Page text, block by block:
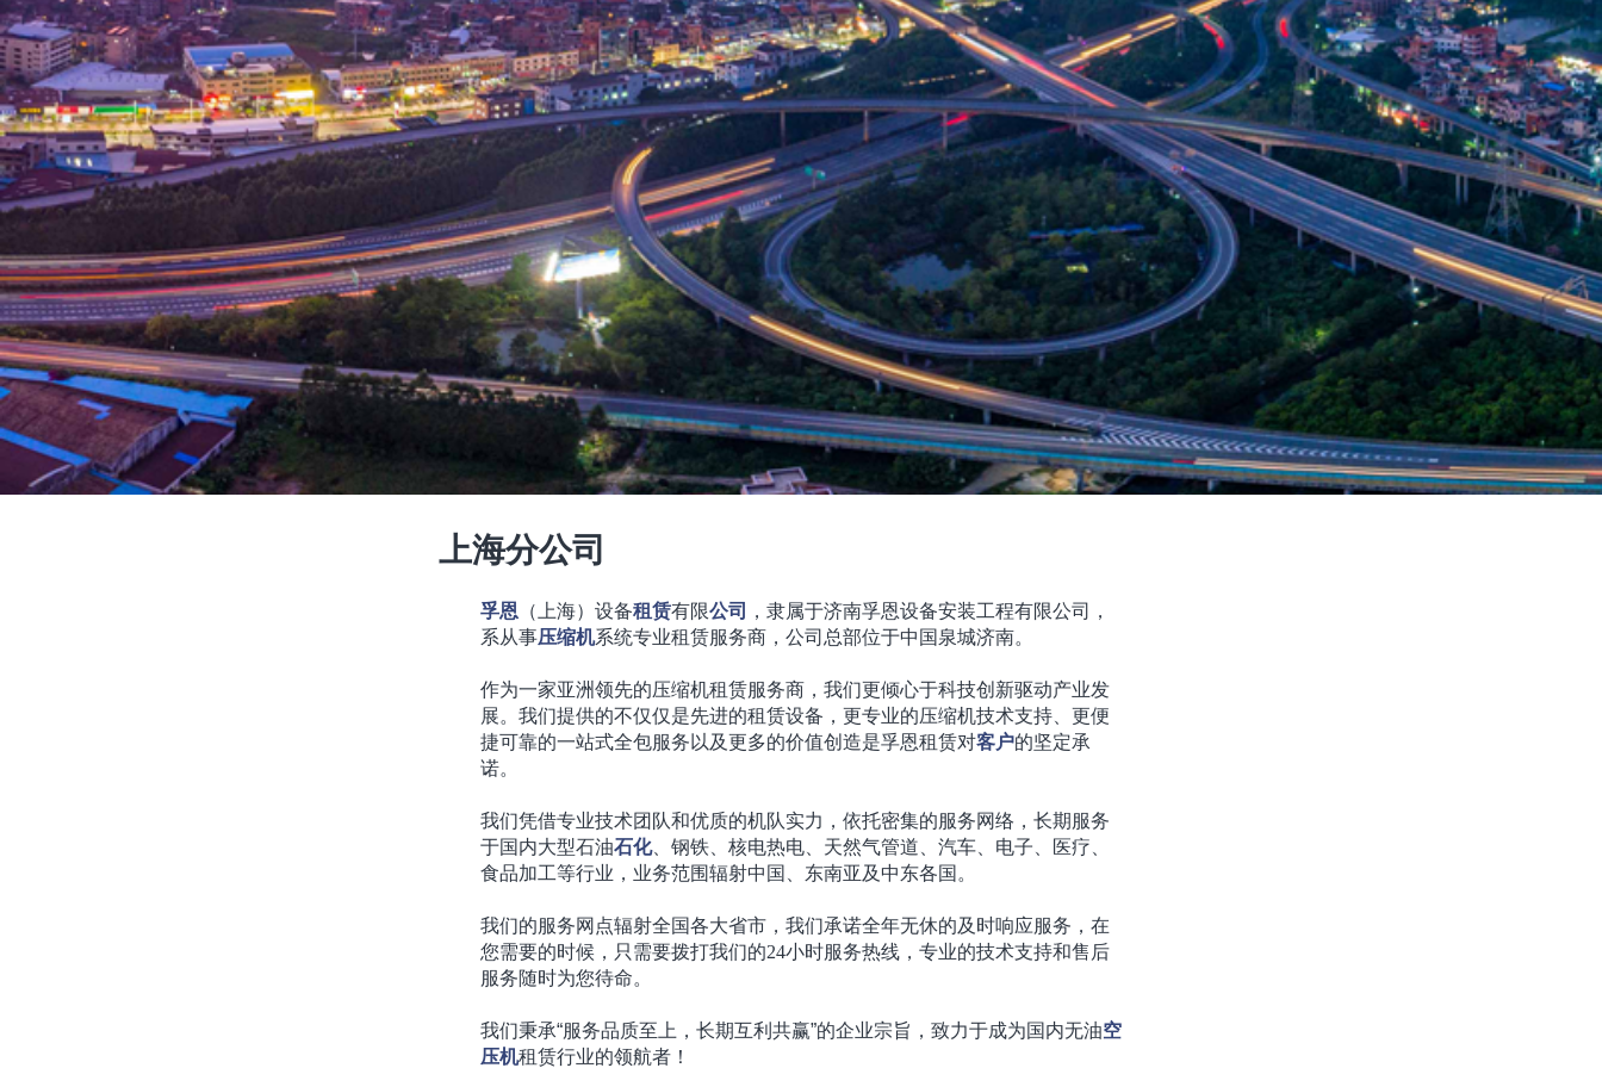
上海分公司
孚恩 （上海）设备租赁有限公司
，隶属于济南孚恩设备安装工程有限公司，
系从事压缩机系统专业租赁服务商，公司总部位于中国泉城济南。
作为一家亚洲领先的压缩机租赁服务商，我们更倾心于科技创新驱动产业发
展。我们提供的不仅仅是先进的租赁设备，更专业的压缩机技术支持、更便
捷可靠的一站式全包服务以及更多的价值创造是孚恩租赁对客户的坚定承
诺。
我们凭借专业技术团队和优质的机队实力，依托密集的服务网络，长期服务
于国内大型石油石化、钢铁、核电热电、天然气管道、汽车、电子、医疗、
食品加工等行业，业务范围辐射中国、东南亚及中东各国。
我们的服务网点辐射全国各大省市，我们承诺全年无休的及时响应服务，在
您需要的时候，只需要拨打我们的24小时服务热线，专业的技术支持和售后
服务随时为您待命。
我们秉承“服务品质至上，长期互利共赢”的企业宗旨，致力于成为国内无油空
压机租赁行业的领航者！